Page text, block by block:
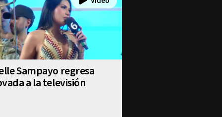
Sampayo regresa
a la televisión